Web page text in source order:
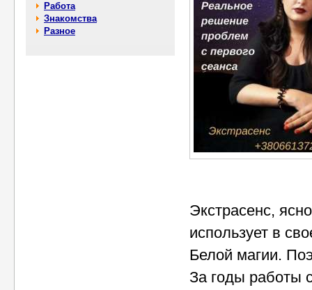
Работа
Знакомства
Разное
Экстрасенс,
использует в
Белой магии.
За годы работы